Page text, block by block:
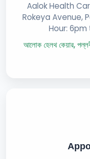
Aalok Health
Rokeya Avenue,
Hour:
আলোক হেলথ কেয়ার,